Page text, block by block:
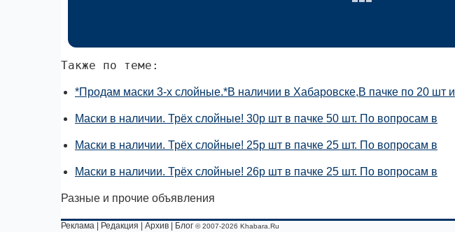
Также по теме:
*Продам маски 3-х слойные.*В наличии в Хабаровске,В пачке по 20 шт и
Маски в наличии. Трёх слойные! 30р шт в пачке 50 шт. По вопросам в
Маски в наличии. Трёх слойные! 25р шт в пачке 25 шт. По вопросам в
Маски в наличии. Трёх слойные! 26р шт в пачке 25 шт. По вопросам в
Разные и прочие объявления
Реклама Редакция Архив Блог © 2007-2026 Khabara.Ru